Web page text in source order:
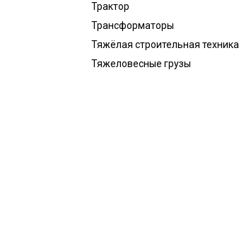
Трактор
Трансформаторы
Тяжёлая строительная техника
Тяжеловесные грузы